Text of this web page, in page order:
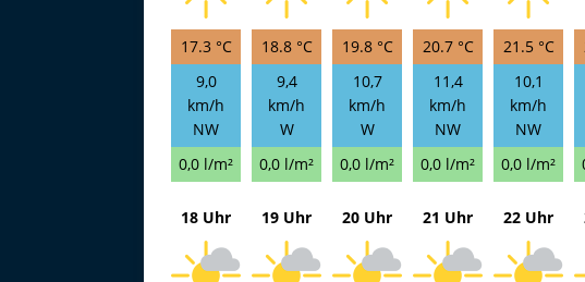
17.3 °C
9,0
km/h
NW
0,0 l/m²
18.8 °C
9,4
km/h
W
0,0 l/m²
19.8 °C
10,7
km/h
W
0,0 l/m²
20.7 °C
11,4
km/h
NW
0,0 l/m²
21.5 °C
10,1
km/h
NW
0,0 l/m²
18 Uhr 19 Uhr 20 Uhr 21 Uhr 22 Uhr